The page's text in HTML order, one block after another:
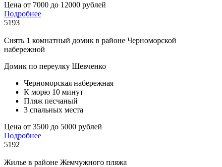
Цена от 7000 до 12000 рублей
Подробнее
5193
Снять 1 комнатный домик в районе Черноморской
набережной
Домик по переулку Шевченко
Черноморская набережная
К морю 10 минут
Пляж песчаный
3 спальных места
Цена от 3500 до 5000 рублей
Подробнее
5192
Жилье в районе Жемчужного пляжа